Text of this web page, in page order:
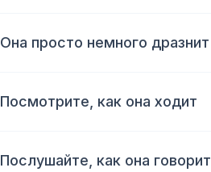
Она просто немного дразнит
Посмотрите, как она ходит
Послушайте, как она говорит